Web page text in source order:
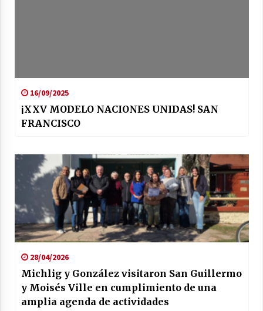
16/09/2025
¡XXV MODELO NACIONES UNIDAS! SAN
FRANCISCO
28/04/2026
Michlig y González visitaron San Guillermo
y Moisés Ville en cumplimiento de una
amplia agenda de actividades